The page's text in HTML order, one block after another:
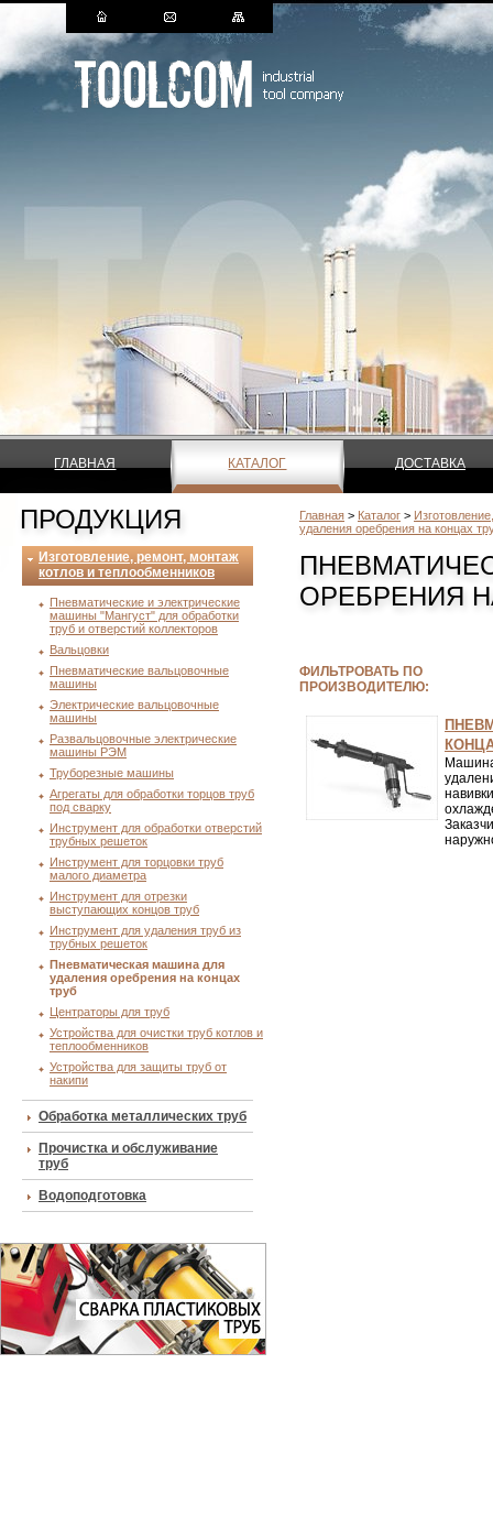
ГЛАВНАЯ КАТАЛОГ ДОСТАВКА
ПРОДУКЦИЯ
Изготовление, ремонт, монтаж
котлов и теплообменников
Пневматические и электрические
машины "Мангуст" для обработки
труб и отверстий коллекторов
Вальцовки
Пневматические вальцовочные
машины
Электрические вальцовочные
машины
Развальцовочные электрические
машины РЭМ
Труборезные машины
Агрегаты для обработки торцов труб
под сварку
Инструмент для обработки отверстий
трубных решеток
Инструмент для торцовки труб
малого диаметра
Инструмент для отрезки
выступающих концов труб
Инструмент для удаления труб из
трубных решеток
Пневматическая машина для
удаления оребрения на концах
труб
Центраторы для труб
Устройства для очистки труб котлов и
теплообменников
Устройства для защиты труб от
накипи
Обработка металлических труб
Прочистка и обслуживание
труб
Водоподготовка
Главная > Каталог >
удаления оребрения на концах
ОРЕБРЕНИЯ
ФИЛЬТРОВАТЬ ПО
ПРОИЗВОДИТЕЛЮ: